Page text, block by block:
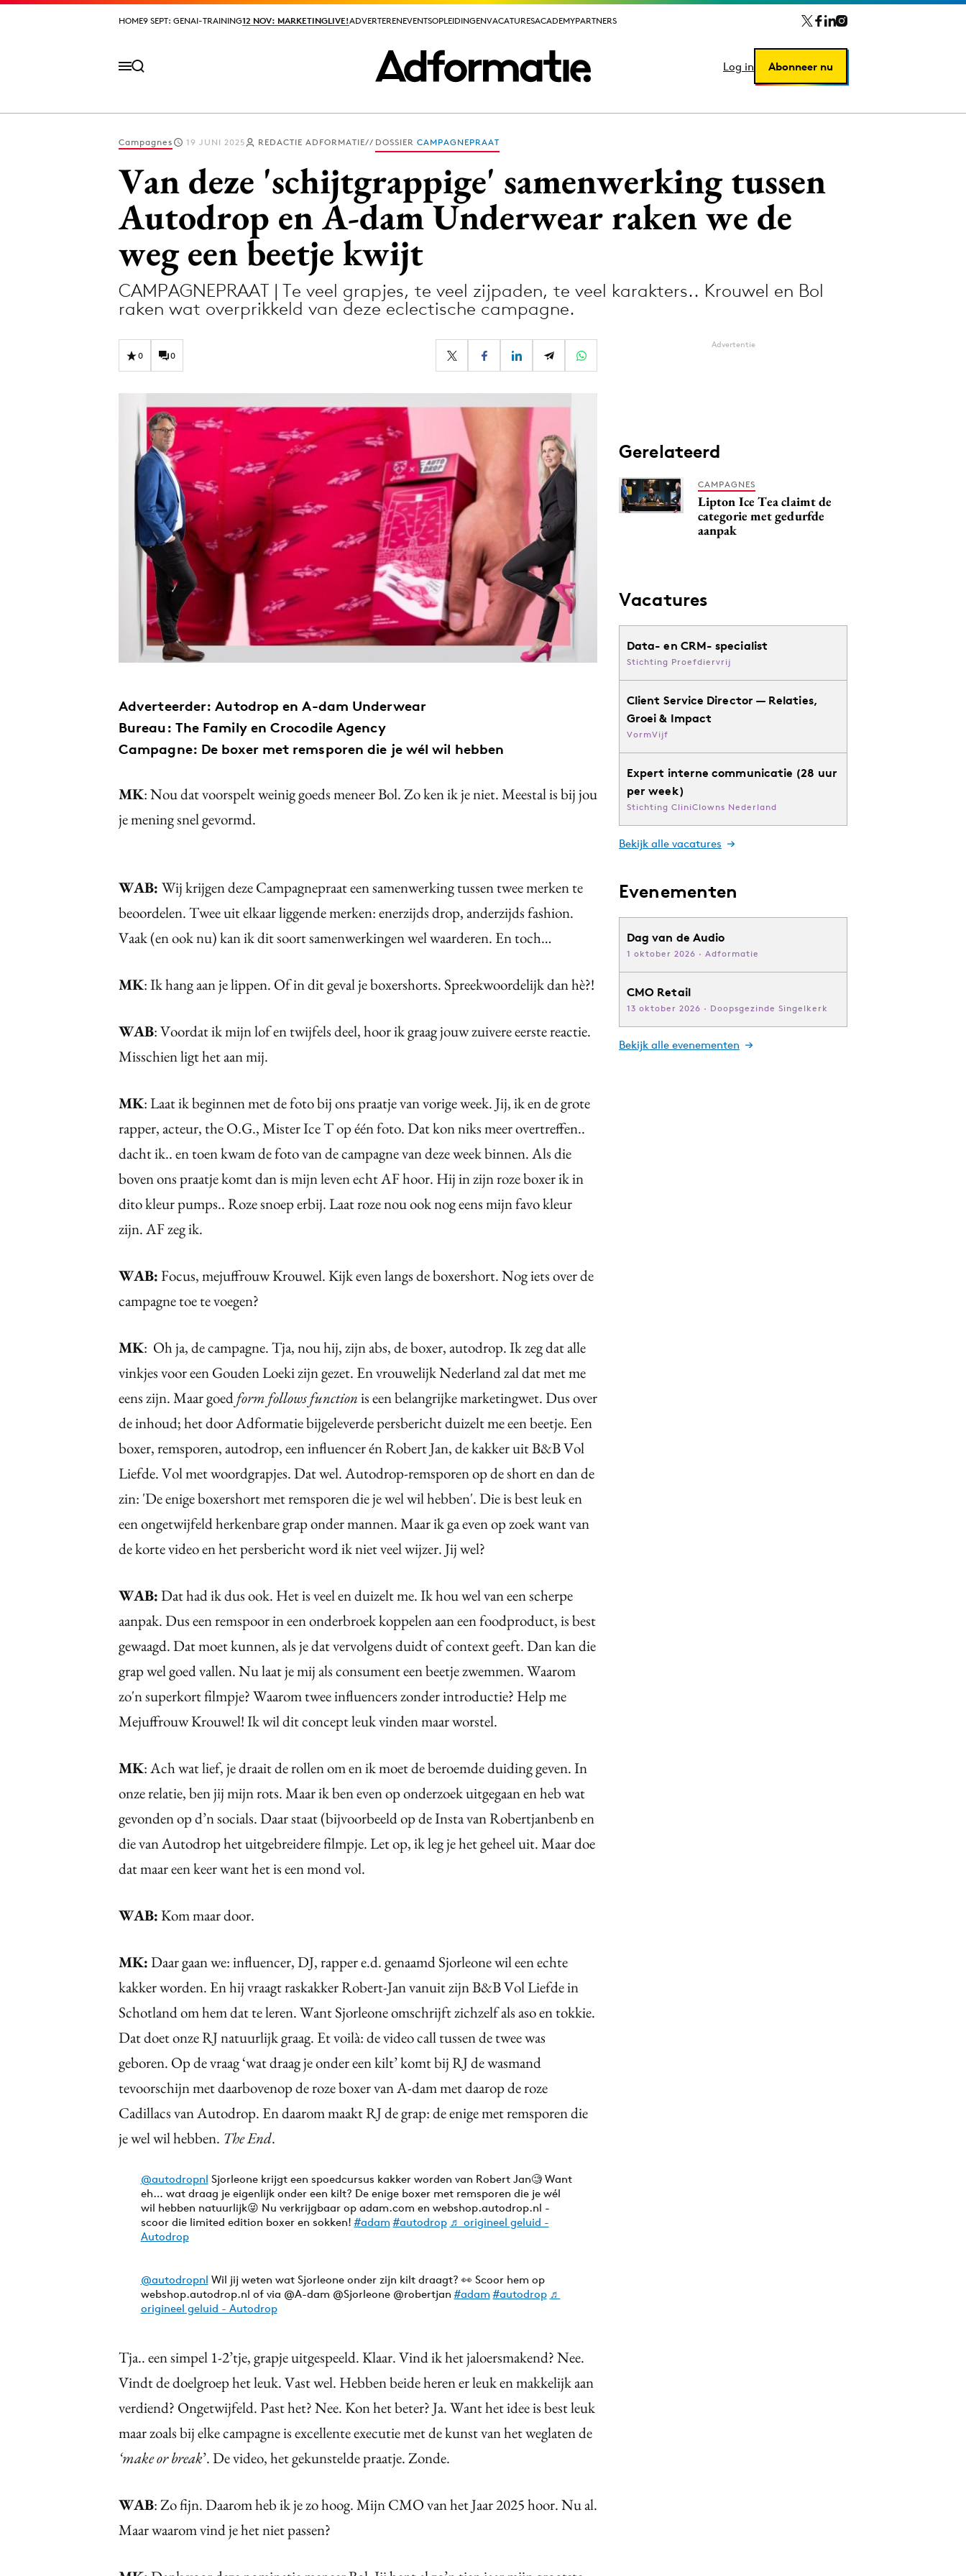
HOME9 SEPT: GENAI-TRAINING12 NOV: MARKETINGLIVE!ADVERTERENEVENTSOPLEIDINGENVACATURESACADEMYPARTNERS
Log in Abonneer nu
HOME9 SEPT: GENAI-TRAINING12 NOV: MARKETINGLIVE!ADVERTERENEVENTSOPLEIDINGENVACATURESACADEMYPARTNERS
Log in Abonneer nu
Volg het laatste nieuws via de Adformatie Nieuws app
Design
Digital transformation
Diversiteit
Martech
PR
Programmatic
Purpose Marketing
Campagnes 19 JUNI 2025 REDACTIE ADFORMATIE DOSSIER CAMPAGNEPRAAT
Van deze 'schijtgrappige' samenwerking tussen
Autodrop en A-dam Underwear raken we de
weg een beetje kwijt
CAMPAGNEPRAAT | Te veel grapjes, te veel zijpaden, te veel karakters.. Krouwel en Bol
raken wat overprikkeld van deze eclectische campagne.
0 0
Adverteerder: Autodrop en A-dam Underwear
Bureau: The Family en Crocodile Agency
Campagne: De boxer met remsporen die je wél wil hebben
MK: Nou dat voorspelt weinig goeds meneer Bol. Zo ken ik je niet. Meestal is bij jou
je mening snel gevormd.
WAB: Wij krijgen deze Campagnepraat een samenwerking tussen twee merken te
beoordelen. Twee uit elkaar liggende merken: enerzijds drop, anderzijds fashion.
Vaak (en ook nu) kan ik dit soort samenwerkingen wel waarderen. En toch…
MK: Ik hang aan je lippen. Of in dit geval je boxershorts. Spreekwoordelijk dan hè?!
WAB: Voordat ik mijn lof en twijfels deel, hoor ik graag jouw zuivere eerste reactie.
Misschien ligt het aan mij.
MK: Laat ik beginnen met de foto bij ons praatje van vorige week. Jij, ik en de grote
rapper, acteur, the O.G., Mister Ice T op één foto. Dat kon niks meer overtreffen..
dacht ik.. en toen kwam de foto van de campagne van deze week binnen. Als die
boven ons praatje komt dan is mijn leven echt AF hoor. Hij in zijn roze boxer ik in
dito kleur pumps.. Roze snoep erbij. Laat roze nou ook nog eens mijn favo kleur
zijn. AF zeg ik.
WAB:Focus, mejuffrouw Krouwel. Kijk even langs de boxershort. Nog iets over de
campagne toe te voegen?
MK: Oh ja, de campagne. Tja, nou hij, zijn abs, de boxer, autodrop. Ik zeg dat alle
vinkjes voor een Gouden Loeki zijn gezet. En vrouwelijk Nederland zal dat met me
eens zijn. Maar goedform follows functionis een belangrijke marketingwet. Dus over
de inhoud; het door Adformatie bijgeleverde persbericht duizelt me een beetje. Een
boxer, remsporen, autodrop, een influencer én Robert Jan, de kakker uit B&B Vol
Liefde. Vol met woordgrapjes. Dat wel. Autodrop-remsporen op de short en dan de
zin: 'De enige boxershort met remsporen die je wel wil hebben'. Die is best leuk en
een ongetwijfeld herkenbare grap onder mannen. Maar ik ga even op zoek want van
de korte video en het persbericht word ik niet veel wijzer. Jij wel?
WAB:Dat had ik dus ook. Het is veel en duizelt me. Ik hou wel van een scherpe
aanpak. Dus een remspoor in een onderbroek koppelen aan een foodproduct, is best
gewaagd. Dat moet kunnen, als je dat vervolgens duidt of context geeft. Dan kan die
grap wel goed vallen. Nu laat je mij als consument een beetje zwemmen. Waarom
zo'n superkort filmpje? Waarom twee influencers zonder introductie? Help me
Mejuffrouw Krouwel! Ik wil dit concept leuk vinden maar worstel.
MK: Ach wat lief, je draait de rollen om en ik moet de beroemde duiding geven. In
onze relatie, ben jij mijn rots. Maar ik ben even op onderzoek uitgegaan en heb wat
gevonden op d’n socials. Daar staat (bijvoorbeeld op de Insta van Robertjanbenb en
die van Autodrop het uitgebreidere filmpje. Let op, ik leg je het geheel uit. Maar doe
dat maar een keer want het is een mond vol.
WAB:Kom maar door.
MK:Daar gaan we: influencer, DJ, rapper e.d. genaamd Sjorleone wil een echte
kakker worden. En hij vraagt raskakker Robert-Jan vanuit zijn B&B Vol Liefde in
Schotland om hem dat te leren. Want Sjorleone omschrijft zichzelf als aso en tokkie.
Dat doet onze RJ natuurlijk graag. Et voilà: de video call tussen de twee was
geboren. Op de vraag ‘wat draag je onder een kilt’ komt bij RJ de wasmand
tevoorschijn met daarbovenop de roze boxer van A-dam met daarop de roze
Cadillacs van Autodrop. En daarom maakt RJ de grap: de enige met remsporen die
je wel wil hebben. The End.
@autodropnl Sjorleone krijgt een spoedcursus kakker worden van Robert Jan🧐 Want
eh… wat draag je eigenlijk onder een kilt? De enige boxer met remsporen die je wél
wil hebben natuurlijk😜 Nu verkrijgbaar op adam.com en webshop.autodrop.nl -
scoor die limited edition boxer en sokken!#adam #autodrop ♬ origineel geluid -
Autodrop
@autodropnl Wil jij weten wat Sjorleone onder zijn kilt draagt? 👀 Scoor hem op
webshop.autodrop.nl of via @A-dam @Sjorleone @robertjan#adam #autodrop ♬
origineel geluid - Autodrop
Tja.. een simpel 1-2’tje, grapje uitgespeeld. Klaar. Vind ik het jaloersmakend? Nee.
Vindt de doelgroep het leuk. Vast wel. Hebben beide heren er leuk en makkelijk aan
verdiend? Ongetwijfeld. Past het? Nee. Kon het beter? Ja. Want het idee is best leuk
maar zoals bij elke campagne is excellente executie met de kunst van het weglaten de
‘make or break’. De video, het gekunstelde praatje. Zonde.
WAB: Zo fijn. Daarom heb ik je zo hoog. Mijn CMO van het Jaar 2025 hoor. Nu al.
Maar waarom vind je het niet passen?
Advertentie
Gerelateerd
CAMPAGNES
Lipton Ice Tea claimt de
categorie met gedurfde
aanpak
Vacatures
Data- en CRM- specialist
Stichting Proefdiervrij
Client Service Director — Relaties,
Groei & Impact
VormVijf
Expert interne communicatie (28 uur
per week)
Stichting CliniClowns Nederland
Bekijk alle vacatures
Evenementen
Dag van de Audio
1 oktober 2026 · Adformatie
CMO Retail
13 oktober 2026 · Doopsgezinde Singelkerk
Bekijk alle evenementen